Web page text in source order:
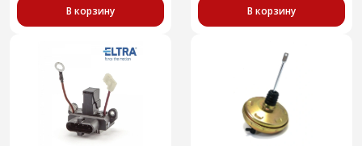
В корзину В корзину